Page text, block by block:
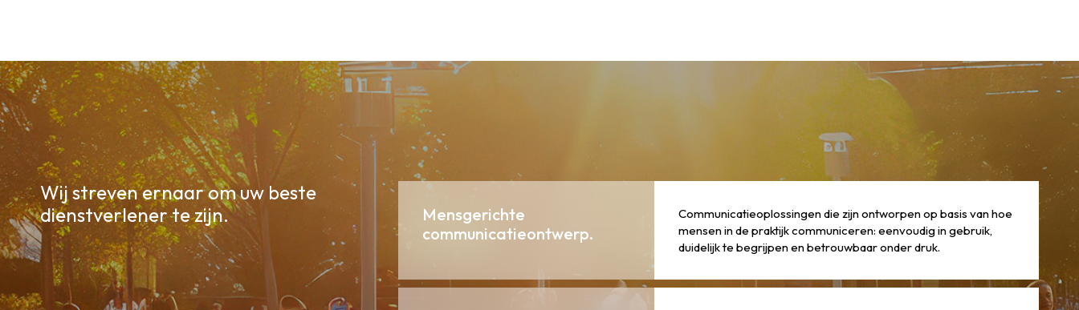
Wij streven ernaar om uw beste
dienstverlener te zijn.
Mensgerichte
communicatieontwerp.
Communicatieoplossingen die zijn ontworpen op basis van hoe
mensen in de praktijk communiceren: eenvoudig in gebruik,
duidelijk te begrijpen en betrouwbaar onder druk.